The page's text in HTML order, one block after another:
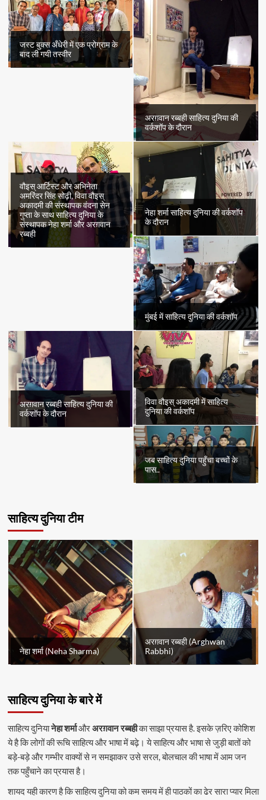
जस्ट बुक्स अँधेरी में एक प्रोग्राम के
बाद ली गयी तस्वीर
अरग़वान रब्बही साहित्य दुनिया की
वर्कशॉप के दौरान
वौइस् आर्टिस्ट और अभिनेता
अमरिंदर सिंह सोढ़ी, विवा वौइस्
अकादमी की संस्थापक वंदना सेन
गुप्ता के साथ साहित्य दुनिया के
संस्थापक नेहा शर्मा और अरग़वान
रब्बही
नेहा शर्मा साहित्य दुनिया की वर्कशॉप
के दौरान
मुंबई में साहित्य दुनिया की वर्कशॉप
अरग़वान रब्बही साहित्य दुनिया की
वर्कशॉप के दौरान
विवा वौइस् अकादमी में साहित्य
दुनिया की वर्कशॉप
जब साहित्य दुनिया पहुँचा बच्चों के
पास..
साहित्य दुनिया टीम
नेहा शर्मा (Neha Sharma)
अरग़वान रब्बही (Arghwan
Rabbhi)
साहित्य दुनिया के बारे में
साहित्य दुनियानेहा शर्माऔरअरग़वान रब्बहीका साझा प्रयास है. इसके ज़रिए कोशिश
ये है कि लोगों की रूचि साहित्य और भाषा में बढ़े। ये साहित्य और भाषा से जुड़ी बातों को
बड़े-बड़े और गम्भीर वाक्यों से न समझाकर उसे सरल, बोलचाल की भाषा में आम जन
तक पहुँचाने का प्रयास है।
शायद यही कारण है कि साहित्य दुनिया को कम समय में ही पाठकों का ढेर सारा प्यार मिला